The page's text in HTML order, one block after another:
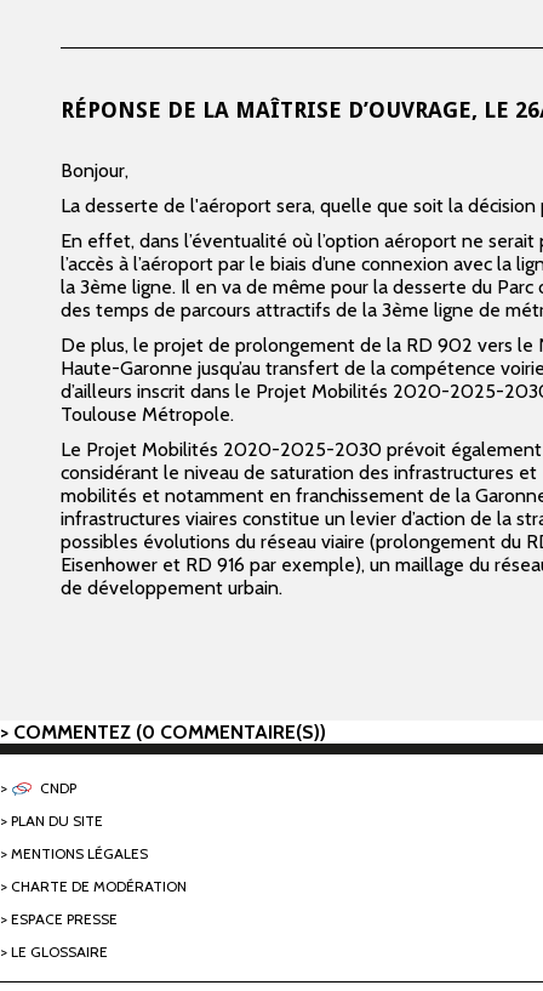
RÉPONSE DE LA MAÎTRISE D’OUVRAGE, LE
Bonjour,
La desserte de l'aéroport sera, quelle que soit la
En effet, dans l’éventualité où l’option aéroport ne
l’accès à l’aéroport par le biais d’une connexion avec la
la 3ème ligne. Il en va de même pour la desserte du
des temps de parcours attractifs de la 3ème ligne de
De plus, le projet de prolongement de la RD 902 vers
Haute-Garonne jusqu’au transfert de la compétence
d’ailleurs inscrit dans le Projet Mobilités 2020-2025-
Toulouse Métropole.
Le Projet Mobilités 2020-2025-2030 prévoit également
considérant le niveau de saturation des infrastructures
mobilités et notamment en franchissement de la
infrastructures viaires constitue un levier d’action de la
possibles évolutions du réseau viaire (prolongement du
Eisenhower et RD 916 par exemple), un maillage du
de développement urbain.
COMMENTEZ (0 COMMENTAIRE(S))
CNDP
PLAN DU SITE
MENTIONS LÉGALES
CHARTE DE MODÉRATION
ESPACE PRESSE
LE GLOSSAIRE